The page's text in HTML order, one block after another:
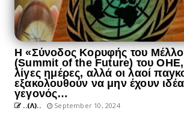
Η «Σύνοδος Κορυφής του
(Summit of the Future) του ΟΗΕ,
λίγες ημέρες, αλλά οι λαοί
εξακολουθούν να μην έχουν
γεγονός…
..(Λ).. September 10, 2024